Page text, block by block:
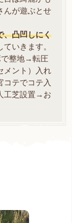
んが遊ぶとせ
、凸凹しにく
ていきます。
で整地→転圧
メント）入れ
テでコテ入
工芝設置→お